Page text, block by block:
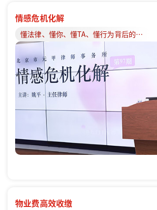
情感危机化解
懂法律、懂你、懂TA、懂行为背后的原因
物业费高效收缴